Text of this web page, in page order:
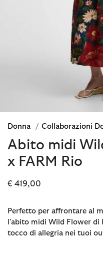
Donna / Collaborazioni
Abito midi
x FARM Rio
€ 419,00
Perfetto per affrontare al
l'abito midi Wild Flower di
tocco di allegria nei tuoi